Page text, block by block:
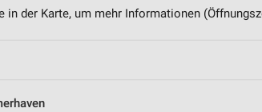
in der Karte, um mehr Informationen